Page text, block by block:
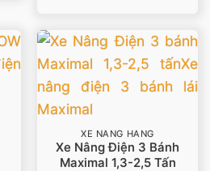
XE NÂNG HÀNG
Xe Nâng Điện 3 Bánh
Maximal 1,3-2,5 Tấn